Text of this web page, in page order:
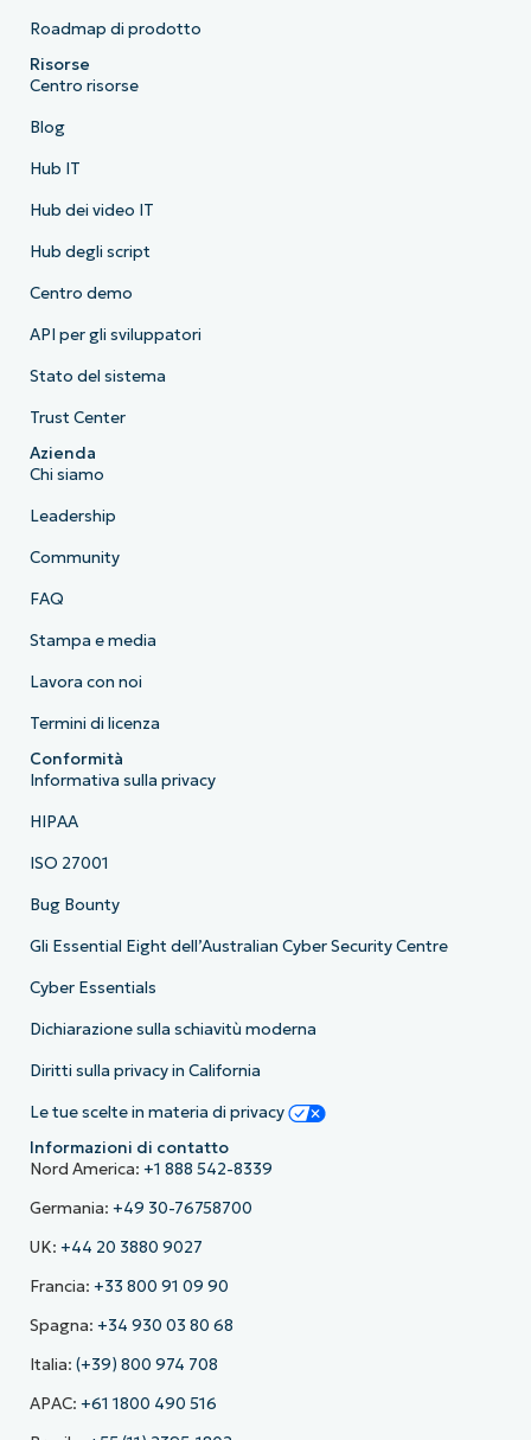
Roadmap di prodotto
Risorse
Centro risorse
Blog
Hub IT
Hub dei video IT
Hub degli script
Centro demo
API per gli sviluppatori
Stato del sistema
Trust Center
Azienda
Chi siamo
Leadership
Community
FAQ
Stampa e media
Lavora con noi
Termini di licenza
Conformità
Informativa sulla privacy
HIPAA
ISO 27001
Bug Bounty
Gli Essential Eight dell’Australian Cyber Security Centre
Cyber Essentials
Dichiarazione sulla schiavitù moderna
Diritti sulla privacy in California
Le tue scelte in materia di privacy
Informazioni di contatto
Nord America: +1 888 542-8339
Germania: +49 30-76758700
UK: +44 20 3880 9027
Francia: +33 800 91 09 90
Spagna: +34 930 03 80 68
Italia: (+39) 800 974 708
APAC: +61 1800 490 516